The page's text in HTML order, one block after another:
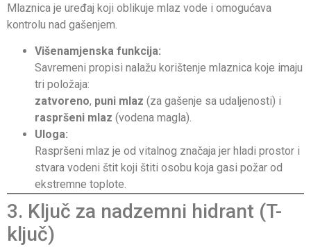
Mlaznica je uređaj koji oblikuje mlaz vode i omogućava
kontrolu nad gašenjem.
Višenamjenska funkcija:
Savremeni propisi nalažu korištenje mlaznica koje imaju
tri položaja:
zatvoreno, puni mlaz (za gašenje sa udaljenosti) i
raspršeni mlaz (vodena magla).
Uloga:
Raspršeni mlaz je od vitalnog značaja jer hladi prostor i
stvara vodeni štit koji štiti osobu koja gasi požar od
ekstremne toplote.
3. Ključ za nadzemni hidrant (T-
ključ)